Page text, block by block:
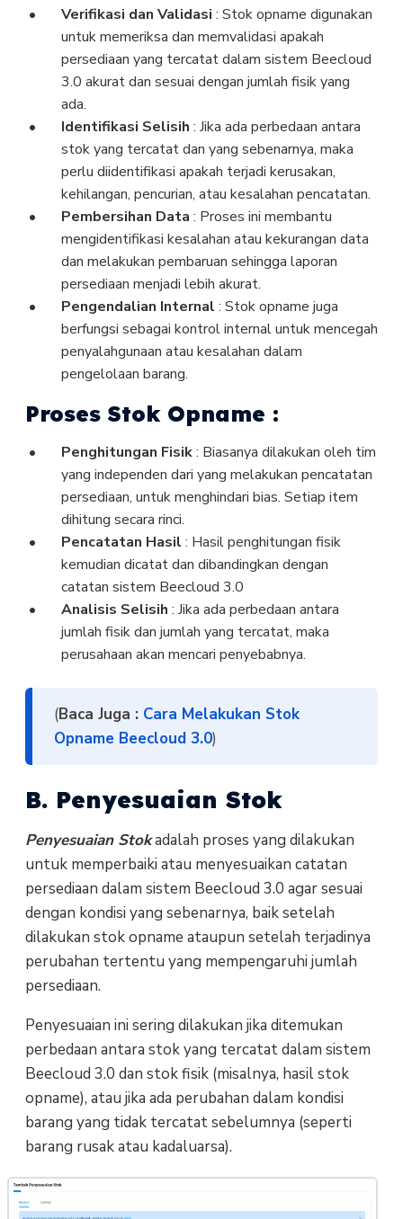
Verifikasi dan Validasi : Stok opname digunakan
untuk memeriksa dan memvalidasi apakah
persediaan yang tercatat dalam sistem Beecloud
3.0 akurat dan sesuai dengan jumlah fisik yang
ada.
Identifikasi Selisih : Jika ada perbedaan antara
stok yang tercatat dan yang sebenarnya, maka
perlu diidentifikasi apakah terjadi kerusakan,
kehilangan, pencurian, atau kesalahan pencatatan.
Pembersihan Data : Proses ini membantu
mengidentifikasi kesalahan atau kekurangan data
dan melakukan pembaruan sehingga laporan
persediaan menjadi lebih akurat.
Pengendalian Internal : Stok opname juga
berfungsi sebagai kontrol internal untuk mencegah
penyalahgunaan atau kesalahan dalam
pengelolaan barang.
Proses Stok Opname :
Penghitungan Fisik: Biasanya dilakukan oleh tim
yang independen dari yang melakukan pencatatan
persediaan, untuk menghindari bias. Setiap item
dihitung secara rinci.
Pencatatan Hasil : Hasil penghitungan fisik
kemudian dicatat dan dibandingkan dengan
catatan sistem Beecloud 3.0
Analisis Selisih : Jika ada perbedaan antara
jumlah fisik dan jumlah yang tercatat, maka
perusahaan akan mencari penyebabnya.
(Baca Juga : Cara Melakukan Stok
Opname Beecloud 3.0)
B. Penyesuaian Stok
Penyesuaian Stokadalah proses yang dilakukan
untuk memperbaiki atau menyesuaikan catatan
persediaan dalam sistem Beecloud 3.0 agar sesuai
dengan kondisi yang sebenarnya, baik setelah
dilakukan stok opname ataupun setelah terjadinya
perubahan tertentu yang mempengaruhi jumlah
persediaan.
Penyesuaian ini sering dilakukan jika ditemukan
perbedaan antara stok yang tercatat dalam sistem
Beecloud 3.0 dan stok fisik (misalnya, hasil stok
opname), atau jika ada perubahan dalam kondisi
barang yang tidak tercatat sebelumnya (seperti
barang rusak atau kadaluarsa).